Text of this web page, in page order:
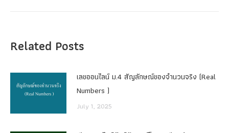
Related Posts
เลขออนไลน์ ม.4 สัญลักษณ์ของจำนวนจริง (Real
Numbers )
July 1, 2025